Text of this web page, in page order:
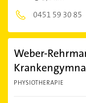
0451 59 30 85
Weber-
PHYSIOTHERAPIE